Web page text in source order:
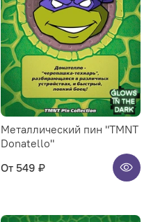
Металлический пин "TMNT
Donatello"
От 549 ₽